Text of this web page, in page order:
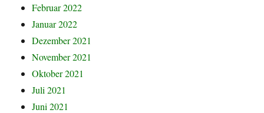
Februar 2022
Januar 2022
Dezember 2021
November 2021
Oktober 2021
Juli 2021
Juni 2021